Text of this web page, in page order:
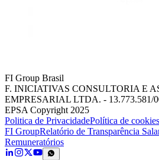
FI Group Brasil
F. INICIATIVAS CONSULTORIA E
EMPRESARIAL LTDA. - 13.773.581/
EPSA Copyright 2025
Politica de PrivacidadePolítica de cookies
FI GroupRelatório de Transparência
Remuneratórios